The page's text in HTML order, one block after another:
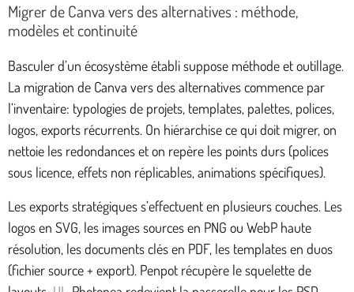
Migrer de Canva vers des alternatives : méthode,
modèles et continuité
Basculer d’un écosystème établi suppose méthode et outillage.
La migration de Canva vers des alternatives commence par
l’inventaire: typologies de projets, templates, palettes, polices,
logos, exports récurrents. On hiérarchise ce qui doit migrer, on
nettoie les redondances et on repère les points durs (polices
sous licence, effets non réplicables, animations spécifiques).
Les exports stratégiques s’effectuent en plusieurs couches. Les
logos en SVG, les images sources en PNG ou WebP haute
résolution, les documents clés en PDF, les templates en duos
(fichier source + export). Penpot récupère le squelette de